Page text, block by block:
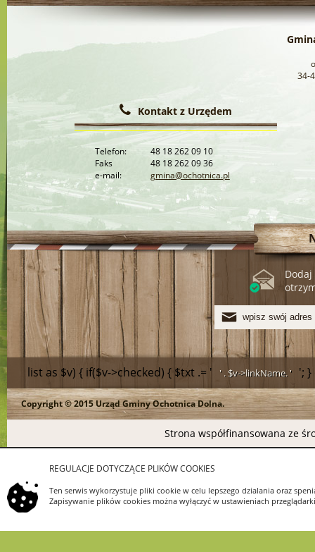
34-
Kontakt z Urzędem
Telefon:
48 18 262 09 10
Faks
48 18 262 09 36
e-mail:
gmina@ochotnica.pl
list as $v) { if($v->checked) { $txt .= ' ' . $v->linkName. ' '; }
Copyright © 2015 Urząd Gminy Ochotnica Dolna.
Strona współfinansowana ze
REGULACJE DOTYCZĄCE PLIKÓW COOKIES
Ten serwis wykorzystuje pliki cookie w celu lepszego dzialania oraz
Zapisywanie plików cookies można wyłączyć w ustawieniach